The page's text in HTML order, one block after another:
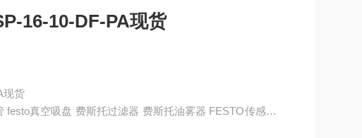
16-10-DF-PA现货
现货
真空吸盘 费斯托过滤器 费斯托油雾器 FESTO传感器 F